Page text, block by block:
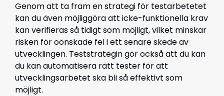
Genom att ta fram en strategi för testarbetetet
kan du även möjliggöra att icke-funktionella krav
kan verifieras så tidigt som möjligt, vilket minskar
risken för oönskade fel i ett senare skede av
utvecklingen. Teststrategin gör också att du kan
du kan automatisera rätt tester för att
utvecklingsarbetet ska bli så effektivt som
möjligt.